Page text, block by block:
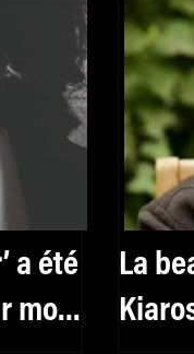
a été
mon
La